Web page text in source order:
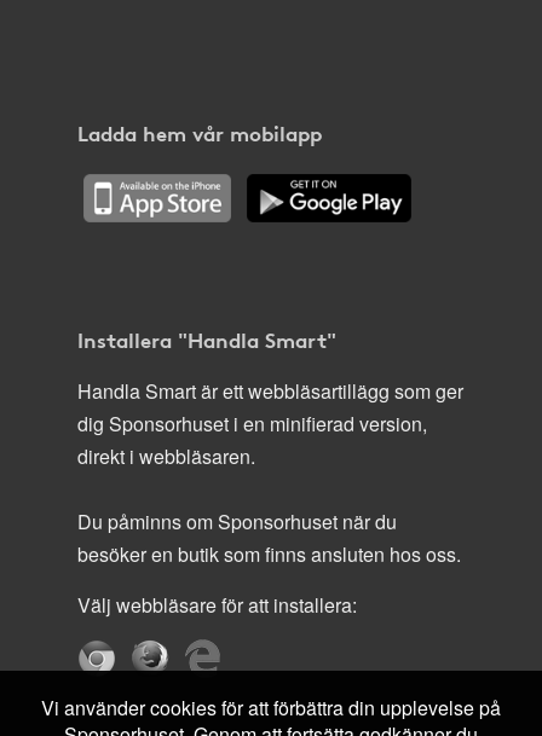
Ladda hem vår mobilapp
Installera "Handla Smart"
Handla Smart är ett webbläsartillägg som ger
dig Sponsorhuset i en minifierad version,
direkt i webbläsaren.
Du påminns om Sponsorhuset när du
besöker en butik som finns ansluten hos oss.
Välj webbläsare för att installera:
Vi använder cookies för att förbättra din upplevelse på